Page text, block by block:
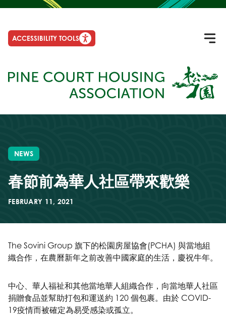
ACCESSIBILITY TOOLS
NEWS
春節前為華人社區帶來歡樂
FEBRUARY 11, 2021
The Sovini Group 旗下的松園房屋協會(PCHA) 與當地組
織合作，在農曆新年之前改善中國家庭的生活，慶祝牛年。
中心、華人福祉和其他當地華人組織合作，向當地華人社區
捐贈食品並幫助打包和運送約 120 個包裹。由於 COVID-
19疫情而被確定為易受感染或孤立。